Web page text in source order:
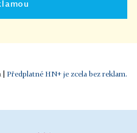
Předplatné HN+ je zcela bez reklam.